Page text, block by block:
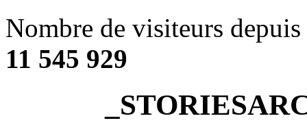
Nombre de visiteurs
11 545 929